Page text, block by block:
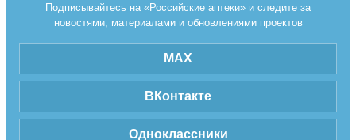
Подписывайтесь на «Российские аптеки» и следите за
новостями, материалами и обновлениями проектов
MAX
ВКонтакте
Одноклассники